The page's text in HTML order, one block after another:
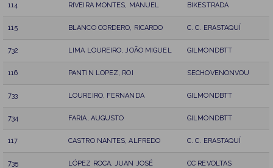
114 RIVEIRA MONTES, MANUEL BIKESTRADA
115 BLANCO CORDERO, RICARDO C. C. ERASTAQUÍ
732 LIMA LOUREIRO, JOÃO MIGUEL GILMONDBTT
116 PANTIN LOPEZ, ROI SECHOVENONVOU
733 LOUREIRO, FERNANDA GILMONDBTT
734 FARIA, AUGUSTO GILMONDBTT
117 CASTRO NANTES, ALFREDO C. C. ERASTAQUÍ
735 LÓPEZ ROCA, JUAN JOSÉ CC REVOLTAS